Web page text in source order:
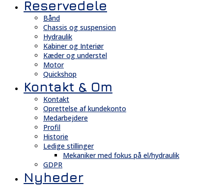
Reservedele
Bånd
Chassis og suspension
Hydraulik
Kabiner og Interiør
Kæder og understel
Motor
Quickshop
Kontakt & Om
Kontakt
Oprettelse af kundekonto
Medarbejdere
Profil
Historie
Ledige stillinger
Mekaniker med fokus på el/hydraulik
GDPR
Nyheder